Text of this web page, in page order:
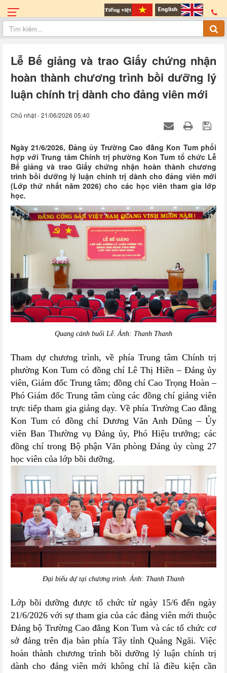
Lễ Bế giảng và trao Giấy chứng nhận
hoàn thành chương trình bồi dưỡng lý
luận chính trị dành cho đảng viên mới
Chủ nhật - 21/06/2026 05:40
Ngày 21/6/2026, Đảng ủy Trường Cao đẳng Kon Tum phối
hợp với Trung tâm Chính trị phường Kon Tum tổ chức Lễ
Bế giảng và trao Giấy chứng nhận hoàn thành chương
trình bồi dưỡng lý luận chính trị dành cho đảng viên mới
(Lớp thứ nhất năm 2026) cho các học viên tham gia lớp
học.
Quang cảnh buổi Lễ. Ảnh: Thanh Thanh
Tham dự chương trình, về phía Trung tâm Chính trị
phường Kon Tum có đồng chí Lê Thị Hiền – Đảng ủy
viên, Giám đốc Trung tâm; đồng chí Cao Trọng Hoàn –
Phó Giám đốc Trung tâm cùng các đồng chí giảng viên
trực tiếp tham gia giảng dạy. Về phía Trường Cao đẳng
Kon Tum có đồng chí Dương Văn Anh Dũng – Ủy
viên Ban Thường vụ Đảng ủy, Phó Hiệu trưởng; các
đồng chí trong Bộ phận Văn phòng Đảng ủy cùng 27
học viên của lớp bồi dưỡng.
Đại biểu dự tại chương trình. Ảnh: Thanh Thanh
Lớp bồi dưỡng được tổ chức từ ngày 15/6 đến ngày
21/6/2026 với sự tham gia của các đảng viên mới thuộc
Đảng bộ Trường Cao đẳng Kon Tum và các tổ chức cơ
sở đảng trên địa bàn phía Tây tỉnh Quảng Ngãi. Việc
hoàn thành chương trình bồi dưỡng lý luận chính trị
dành cho đảng viên mới không chỉ là điều kiện cần